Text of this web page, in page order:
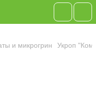
и микрогрин Укроп